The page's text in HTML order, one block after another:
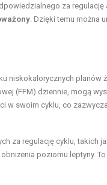
za regulację
. Dzięki temu można
niskokalorycznych planów
(FFM) dziennie, mogą
w swoim cyklu, co
za regulację cyklu, takich
poziomu leptyny.